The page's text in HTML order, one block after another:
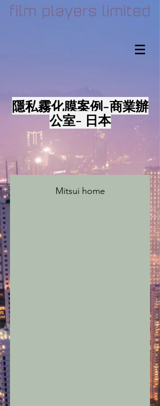
隱私霧化膜案例-商業辦
公室- 日本
Mitsui home